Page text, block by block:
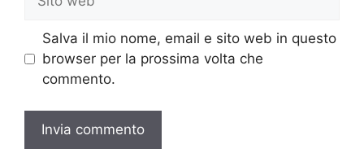
web
Salva il mio nome, email e sito web in questo
browser per la prossima volta che
commento.